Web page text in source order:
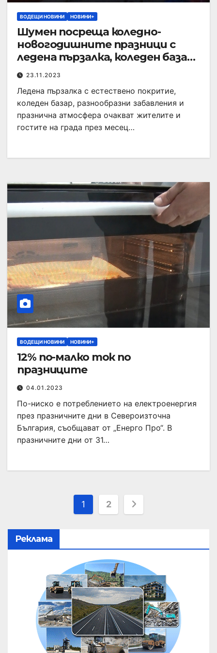
ВОДЕЩИ НОВИНИ НОВИНИ+
Шумен посреща коледно-
новогодишните празници с
ледена пързалка, коледен базар
и забавления за малки и големи
23.11.2023
Ледена пързалка с естествено покритие,
коледен базар, разнообразни забавления и
празнична атмосфера очакват жителите и
гостите на града през месец…
ВОДЕЩИ НОВИНИ НОВИНИ+
12% по-малко ток по
празниците
04.01.2023
По-ниско е потреблението на електроенергия
през празничните дни в Североизточна
България, съобщават от „Енерго Про“. В
празничните дни от 31…
1 2
Реклама